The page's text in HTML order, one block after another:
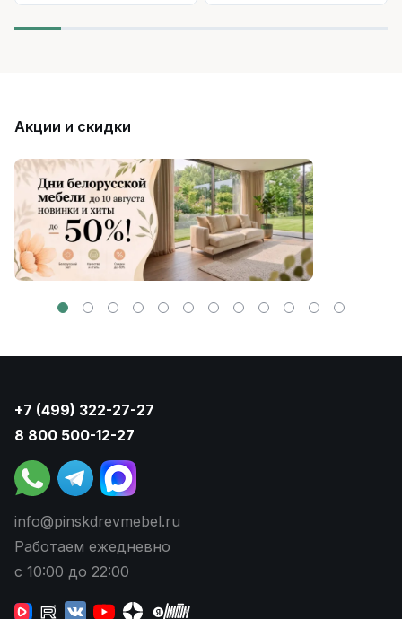
Акции и скидки
+7 (499) 322-27-27
8 800 500-12-27
info@pinskdrevmebel.ru
Работаем ежедневно
с 10:00 до 22:00